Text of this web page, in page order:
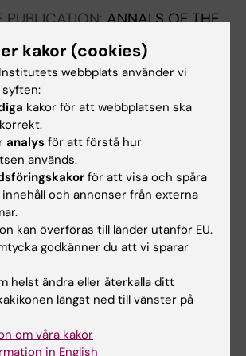
PUBLICATION:ANNALS OF THE
2023;82:924-925
IN A PREGNANT
SLE AND SYSTEMIC SCLEROSIS
ACTIVE LUPUS
CRISIS?
K; Gunnarsson K
PUBLICATION:SCANDINAVIAN
2021;50:75
and types of cancer in
Che WI; Hesselstrand R;
Alla författare
PUBLICATION:
2019;78:1785
kakor (cookies)
webbplats använder vi
syften:
kakor för att webbplatsen ska
analys för att förstå hur
används.
för att visa och spåra
och annonser från externa
kan överföras till länder utanför EU.
godkänner du att vi sparar
helst ändra eller återkalla ditt
längst ned till vänster på
om våra kakor
in English